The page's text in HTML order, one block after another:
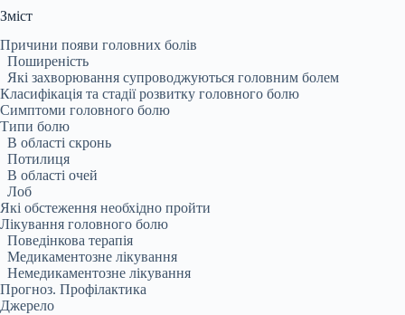
Зміст
Причини появи головних болів
Поширеність
Які захворювання супроводжуються головним болем
Класифікація та стадії розвитку головного болю
Симптоми головного болю
Типи болю
В області скронь
Потилиця
В області очей
Лоб
Які обстеження необхідно пройти
Лікування головного болю
Поведінкова терапія
Медикаментозне лікування
Немедикаментозне лікування
Прогноз. Профілактика
Джерело